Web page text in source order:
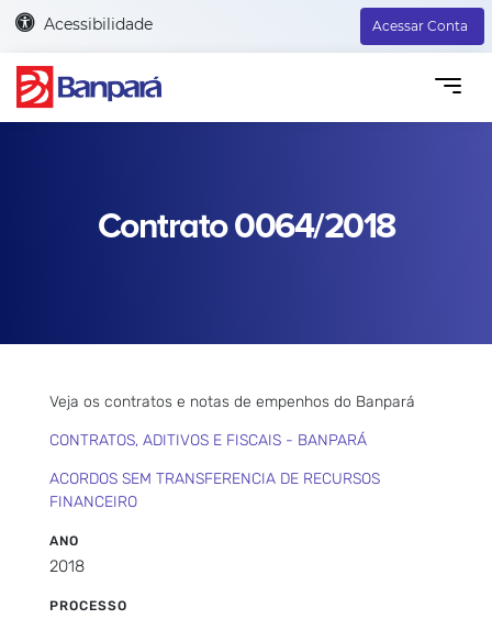
Acessibilidade Acessar Conta
Contrato 0064/2018
Veja os contratos e notas de empenhos do Banpará
CONTRATOS, ADITIVOS E FISCAIS - BANPARÁ
ACORDOS SEM TRANSFERENCIA DE RECURSOS
FINANCEIRO
ANO
2018
PROCESSO